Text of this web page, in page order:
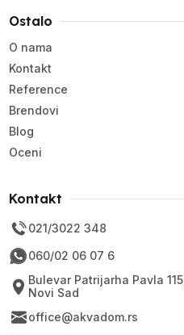
Ostalo
O nama
Kontakt
Reference
Brendovi
Blog
Oceni
Kontakt
021/3022 348
060/02 06 07 6
Bulevar Patrijarha Pavla 115,
Novi Sad
office@akvadom.rs